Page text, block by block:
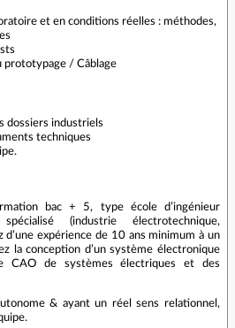
et en conditions réelles : méthodes,
prototypage / Câblage
dossiers industriels
techniques
bac + 5, type école d’ingénieur
(industrie électrotechnique,
expérience de 10 ans minimum à un
la conception d’un système électronique
CAO de systèmes électriques et des
& ayant un réel sens relationnel,